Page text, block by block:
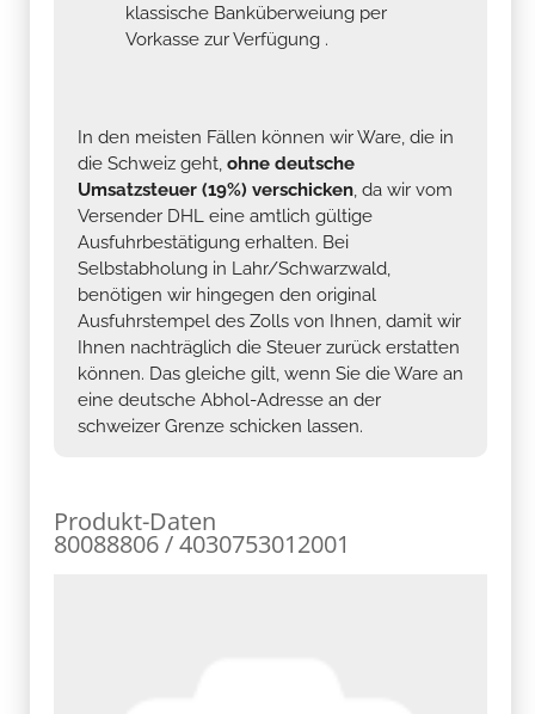
klassische Banküberweiung per
Vorkasse zur Verfügung .
In den meisten Fällen können wir Ware, die in
die Schweiz geht, ohne deutsche
Umsatzsteuer (19%) verschicken, da wir vom
Versender DHL eine amtlich gültige
Ausfuhrbestätigung erhalten. Bei
Selbstabholung in Lahr/Schwarzwald,
benötigen wir hingegen den original
Ausfuhrstempel des Zolls von Ihnen, damit wir
Ihnen nachträglich die Steuer zurück erstatten
können. Das gleiche gilt, wenn Sie die Ware an
eine deutsche Abhol-Adresse an der
schweizer Grenze schicken lassen.
Produkt-Daten
80088806 / 4030753012001